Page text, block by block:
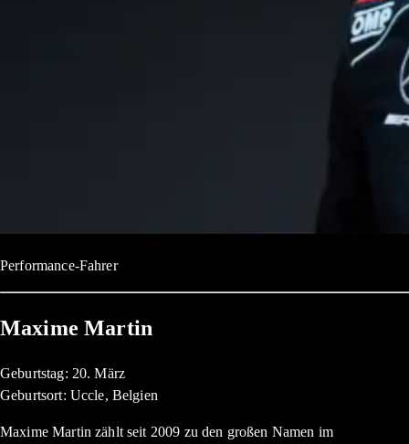
Performance-Fahrer
Maxime Martin
Geburtstag: 20. März
Geburtsort: Uccle, Belgien
Maxime Martin zählt seit 2009 zu den großen Namen im